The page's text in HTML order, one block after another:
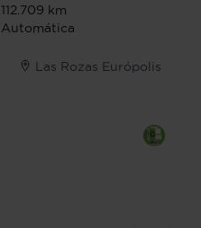
112.709 km
Automática
Las Rozas Európolis